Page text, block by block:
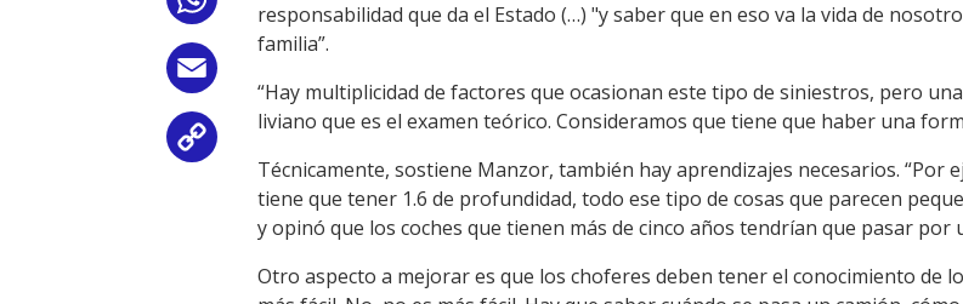
Link
responsabilidad que da el Estado (…) "y saber que en eso va la vida de
familia”.
“Hay multiplicidad de factores que ocasionan este tipo de siniestros, pero
liviano que es el examen teórico. Consideramos que tiene que haber una
Técnicamente, sostiene Manzor, también hay aprendizajes necesarios. “Por
tiene que tener 1.6 de profundidad, todo ese tipo de cosas que parecen
y opinó que los coches que tienen más de cinco años tendrían que pasar por
Otro aspecto a mejorar es que los choferes deben tener el conocimiento de